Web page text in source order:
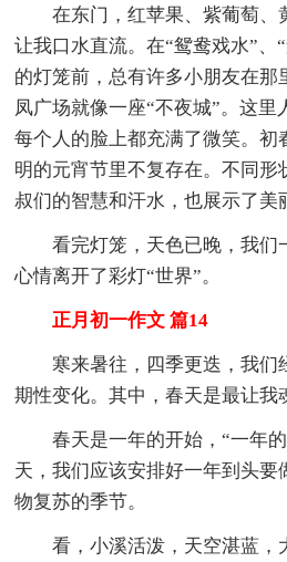
在东门，红苹果、紫葡萄、
让我口水直流。在“鸳鸯戏水”、
的灯笼前，总有许多小朋友在那
凤广场就像一座“不夜城”。这里
每个人的脸上都充满了微笑。初
明的元宵节里不复存在。不同形
叔们的智慧和汗水，也展示了美
看完灯笼，天色已晚，我们
心情离开了彩灯“世界”。
正月初一作文 篇14
寒来暑往，四季更迭，我们
期性变化。其中，春天是最让我
春天是一年的开始，“一年的
天，我们应该安排好一年到头要
物复苏的季节。
看，小溪活泼，天空湛蓝，